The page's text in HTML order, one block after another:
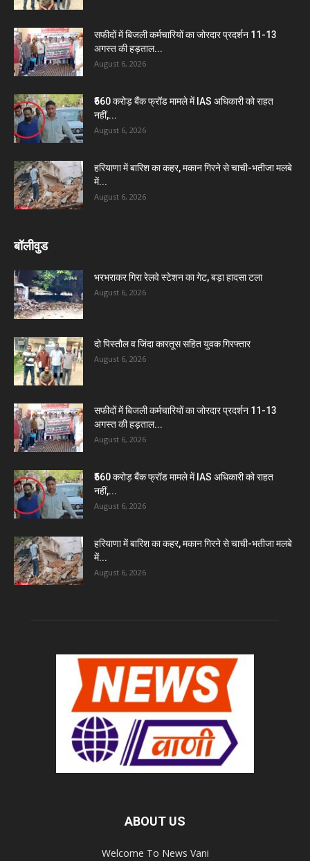
सफीदों में बिजली कर्मचारियों का जोरदार प्रदर्शन 11-13
अगस्त की हड़ताल...
August 6, 2026
₹560 करोड़ बैंक फ्रॉड मामले में IAS अधिकारी को राहत
नहीं,...
August 6, 2026
हरियाणा में बारिश का कहर, मकान गिरने से चाची-भतीजा मलबे
में...
August 6, 2026
बॉलीवुड
भरभराकर गिरा रेलवे स्टेशन का गेट, बड़ा हादसा टला
August 6, 2026
दो पिस्तौल व जिंदा कारतूस सहित युवक गिरफ्तार
August 6, 2026
सफीदों में बिजली कर्मचारियों का जोरदार प्रदर्शन 11-13
अगस्त की हड़ताल...
August 6, 2026
₹560 करोड़ बैंक फ्रॉड मामले में IAS अधिकारी को राहत
नहीं,...
August 6, 2026
हरियाणा में बारिश का कहर, मकान गिरने से चाची-भतीजा मलबे
में...
August 6, 2026
ABOUT US
Welcome To News Vani